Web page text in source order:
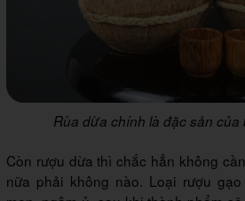
Rùa dừa chính là đặc sản của
Còn rượu dừa thì chắc hẳn không
nữa phải không nào. Loại rượu